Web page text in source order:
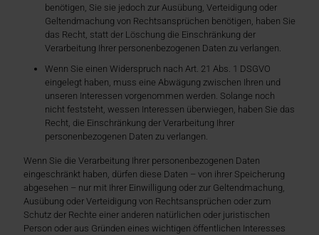
benötigen, Sie sie jedoch zur Ausübung, Verteidigung oder
Geltendmachung von Rechtsansprüchen benötigen, haben Sie
das Recht, statt der Löschung die Einschränkung der
Verarbeitung Ihrer personenbezogenen Daten zu verlangen.
Wenn Sie einen Widerspruch nach Art. 21 Abs. 1 DSGVO
eingelegt haben, muss eine Abwägung zwischen Ihren und
unseren Interessen vorgenommen werden. Solange noch
nicht feststeht, wessen Interessen überwiegen, haben Sie das
Recht, die Einschränkung der Verarbeitung Ihrer
personenbezogenen Daten zu verlangen.
Wenn Sie die Verarbeitung Ihrer personenbezogenen Daten
eingeschränkt haben, dürfen diese Daten – von ihrer Speicherung
abgesehen – nur mit Ihrer Einwilligung oder zur Geltendmachung,
Ausübung oder Verteidigung von Rechtsansprüchen oder zum
Schutz der Rechte einer anderen natürlichen oder juristischen
Person oder aus Gründen eines wichtigen öffentlichen Interesses